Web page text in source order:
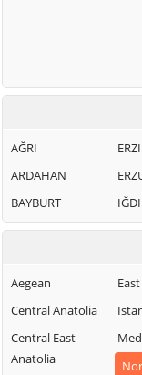
AĞRI
ARDAHAN
BAYBURT
Aegean
Central Anatolia
Central East
Anatolia